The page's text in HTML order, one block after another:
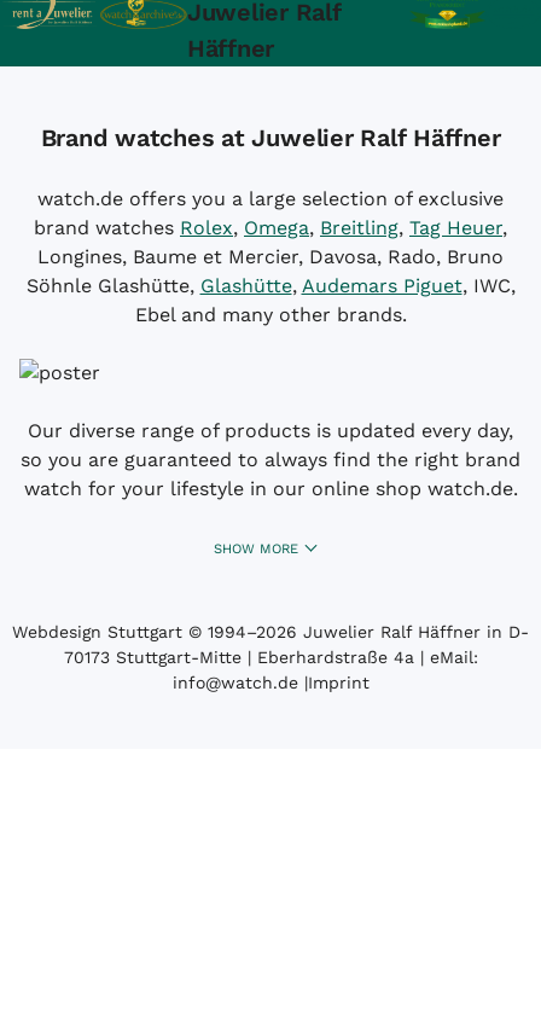
Juwelier Ralf
Häffner
Brand watches at Juwelier Ralf Häffner
watch.de offers you a large selection of exclusive
brand watches Rolex, Omega, Breitling, Tag Heuer,
Longines, Baume et Mercier, Davosa, Rado, Bruno
Söhnle Glashütte, Glashütte, Audemars Piguet, IWC,
Ebel and many other brands.
Our diverse range of products is updated every day,
so you are guaranteed to always find the right brand
watch for your lifestyle in our online shop watch.de.
SHOW MORE
Webdesign Stuttgart © 1994­–2026 Juwelier Ralf Häffner in D-
70173 Stuttgart-Mitte | Eberhardstraße 4a | eMail:
info@watch.de|Imprint